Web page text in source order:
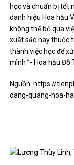
học và chuẩn bị tốt
danh hiệu Hoa hậu
không thể bỏ qua
xuất sắc hay thuộc
thành việc học để
mình ”- Hoa hậu Đỗ
Nguồn: https://
dang-quang-hoa-